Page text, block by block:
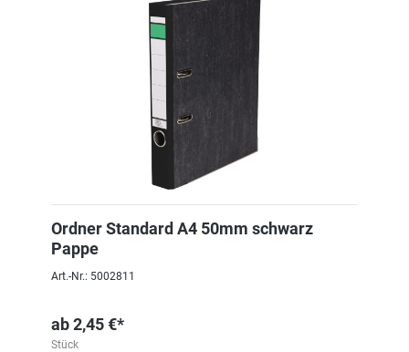
Ordner Standard A4 50mm schwarz
Pappe
Art.-Nr.: 5002811
ab2,45 €*
Stück